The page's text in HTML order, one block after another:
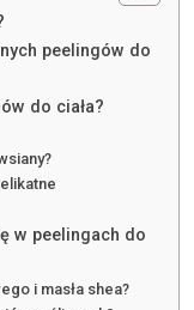
peelingów do
do ciała?
w peelingach do
i masła shea?